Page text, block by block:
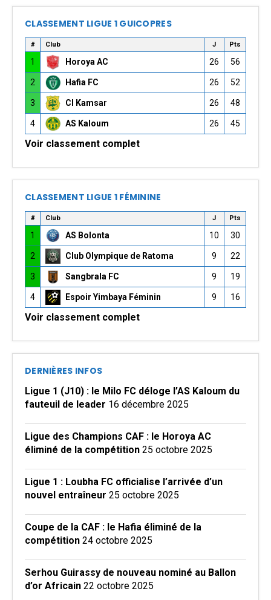
CLASSEMENT LIGUE 1 GUICOPRES
# Club J Pts
1 Horoya AC 26 56
2 Hafia FC 26 52
3 CI Kamsar 26 48
4 AS Kaloum 26 45
Voir classement complet
CLASSEMENT LIGUE 1 FÉMININE
# Club J Pts
1 AS Bolonta 10 30
2 Club Olympique de Ratoma 9 22
3 Sangbrala FC 9 19
4 Espoir Yimbaya Féminin 9 16
Voir classement complet
DERNIÈRES INFOS
Ligue 1 (J10) : le Milo FC déloge l’AS Kaloum du
fauteuil de leader 16 décembre 2025
Ligue des Champions CAF : le Horoya AC
éliminé de la compétition 25 octobre 2025
Ligue 1 : Loubha FC officialise l’arrivée d’un
nouvel entraîneur 25 octobre 2025
Coupe de la CAF : le Hafia éliminé de la
compétition 24 octobre 2025
Serhou Guirassy de nouveau nominé au Ballon
d’or Africain 22 octobre 2025